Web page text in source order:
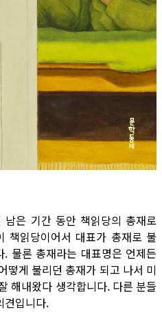
은 기간 동안 책읽당의 총재로
책읽당이어서 대표가 총재로 불
물론 총재라는 대표명은 언제든
떻게 불리던 총재가 되고 나서 미
해내왔다 생각합니다. 다른 분들
견입니다.